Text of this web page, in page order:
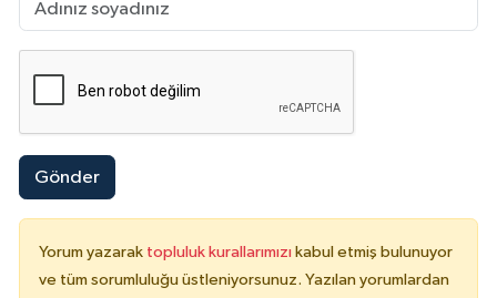
Gönder
Yorum yazarak topluluk kurallarımızı kabul etmiş bulunuyor
ve tüm sorumluluğu üstleniyorsunuz. Yazılan yorumlardan